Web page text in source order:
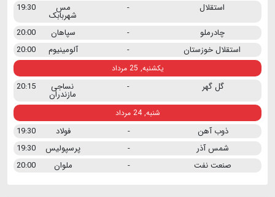
استقلال
- مس
شهربابک
19:30
چادرملو
- سپاهان
20:00
استقلال خوزستان
- آلومینیوم 20:00
یکشنبه, 25 مرداد
گل گهر - نساجی
مازندران
20:15
شنبه, 24 مرداد
ذوب آهن - فولاد
19:30
شمس آذر
- پرسپولیس
19:30
صنعت نفت
- ملوان 20:00